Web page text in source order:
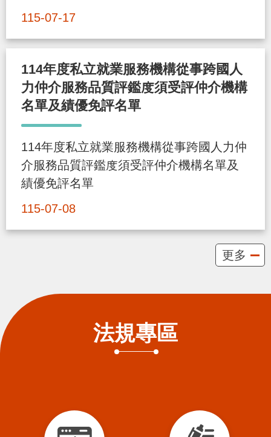
資
料
放
宣
告
檢
舉
貪
交
圖
115-07-17
114年度私立就業服務機構從事跨國人
力仲介服務品質評鑑度須受評仲介機構
名單及績優免評名單
115-07-08
114年度私立就業服務機構從事跨國人力仲
介服務品質評鑑度須受評仲介機構名單及
績優免評名單
更多
法規專區